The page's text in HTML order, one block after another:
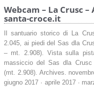
Webcam – La Crusc –
santa-croce.it
Il santuario storico di La
2.045, ai piedi del Sas dla
– mt. 2.908). Vista sulla
massiccio del Sas dla
(mt. 2.908). Archives.
giugno 2017 · aprile 2017 ·